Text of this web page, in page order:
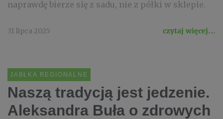
naprawdę bierze się z sadu, nie z półki w sklepie.
31 lipca 2025 czytaj więcej...
JABŁKA REGIONALNE
Naszą tradycją jest jedzenie.
Aleksandra Buła o zdrowych